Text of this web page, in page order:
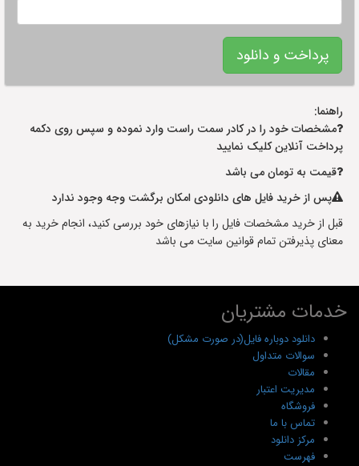
راهنما:
مشخصات خود را در کادر سمت راست وارد نموده و سپس روی دکمه
پرداخت آنلاین کلیک نمایید
قیمت به تومان می باشد
پس از خرید فایل های دانلودی امکان برگشت وجه وجود ندارد
قبل از خرید مشخصات فایل را با نیازهای خود بررسی کنید، انجام خرید به
معنای پذیرفتن تمام قوانین سایت می باشد
خدمات مشتریان
دانلود دوباره فایل(در صورت مشکل)
سوالات متداول
مقالات
مدیریت اعتبار
فروشگاه
تماس با ما
مرکز دانلود
فهرست